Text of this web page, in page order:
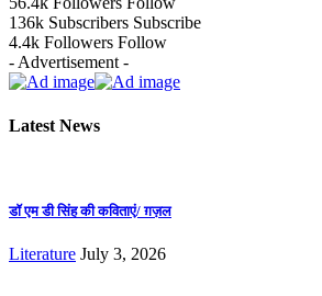
136k Subscribers Subscribe
4.4k Followers Follow
- Advertisement -
Latest News
डॉ एम डी सिंह की कविताएं/ ग़ज़ल
Literature July 3, 2026